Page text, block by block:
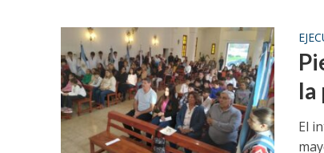
la
El